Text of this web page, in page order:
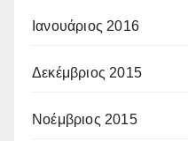
Ιανουάριος 2016
Δεκέμβριος 2015
Νοέμβριος 2015